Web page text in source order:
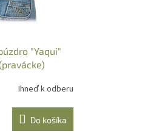
"Yaqui"
Ihneď k odberu
Do košíka